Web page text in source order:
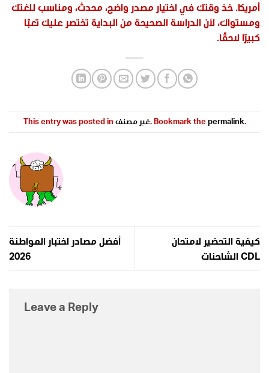
أمريكا. خذ وقتك في اختيار مصدر واضح، محدث، ومناسب للغتك
ومستواك، لأن الدراسة الصحيحة من البداية تختصر عليك تعبًا
كبيرًا لاحقًا.
This entry was posted in غير مصنف. Bookmark the permalink.
أفضل مصادر اختبار المواطنة
2026
كيفية التحضير لامتحان
الشاحنات CDL
Leave a Reply